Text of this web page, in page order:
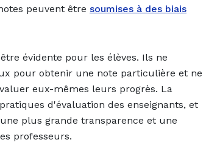
peuvent être soumises à des biais
évidente pour les élèves. Ils ne
pour obtenir une note particulière et ne
eux-mêmes leurs progrès. La
d'évaluation des enseignants, et
plus grande transparence et une
professeurs.